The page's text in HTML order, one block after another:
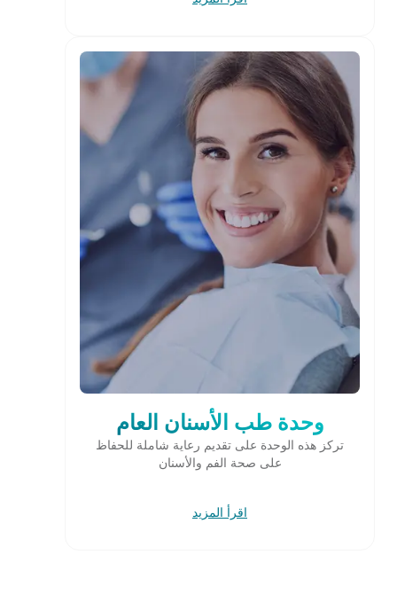
وحدة طب الأسنان العام
تركز هذه الوحدة على تقديم رعاية شاملة للحفاظ
على صحة الفم والأسنان
اقرأ المزيد